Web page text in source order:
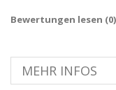
Bewertungen lesen (0)
MEHR INFOS